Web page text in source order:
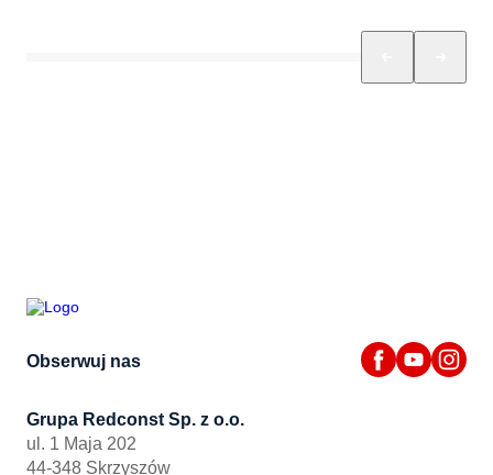
Obserwuj nas
Grupa Redconst Sp. z o.o.
ul. 1 Maja 202
44-348 Skrzyszów